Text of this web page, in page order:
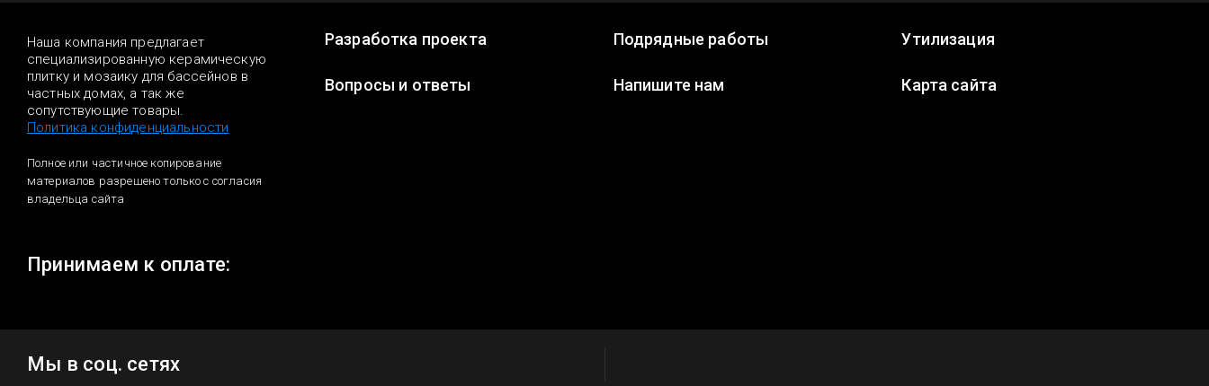
Наша компания предлагает
специализированную керамическую
плитку и мозаику для бассейнов в
частных домах, а так же
сопутствующие товары.
Политика конфиденциальности
Полное или частичное копирование
материалов разрешено только с согласия
владельца сайта
Разработка проекта Подрядные работы Утилизация
Вопросы и ответы Напишите нам Карта сайта
Принимаем к оплате:
Мы в соц. сетях